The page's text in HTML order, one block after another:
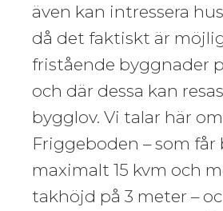
även kan intressera
då det faktiskt är
fristående byggnader
och där dessa kan
bygglov. Vi talar här
Friggeboden – som får
maximalt 15 kvm och
takhöjd på 3 meter –